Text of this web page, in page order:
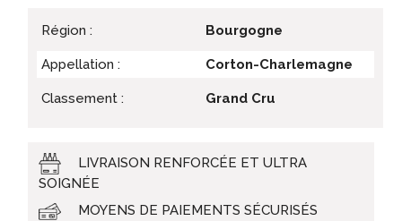
Région : Bourgogne
Appellation : Corton-Charlemagne
Classement : Grand Cru
LIVRAISON RENFORCÉE ET ULTRA
SOIGNÉE
MOYENS DE PAIEMENTS SÉCURISÉS